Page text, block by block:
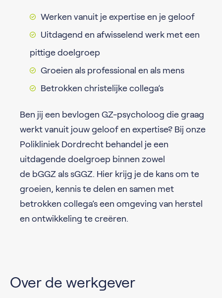
Werken vanuit je expertise en je geloof
Uitdagend en afwisselend werk met een
pittige doelgroep
Groeien als professional en als mens
Betrokken christelijke collega’s
Ben jij een bevlogen GZ-psycholoog die graag
werkt vanuit jouw geloof en expertise? Bij onze
Polikliniek Dordrecht behandel je een
uitdagende doelgroep binnen zowel
de bGGZ als sGGZ. Hier krijg je de kans om te
groeien, kennis te delen en samen met
betrokken collega’s een omgeving van herstel
en ontwikkeling te creëren.
Over de werkgever